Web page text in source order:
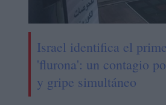
Israel identifica el
'flurona': un contagio
y gripe simultáneo